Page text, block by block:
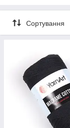
Сортування